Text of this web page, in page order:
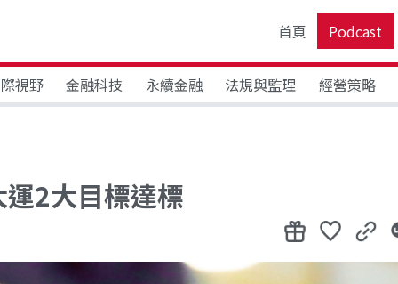
首頁 Podcast
視野 金融科技 永續金融 法規與監理 經營策略
2大目標達標